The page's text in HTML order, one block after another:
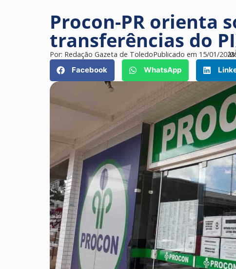
Procon-PR orienta
transferências do
Por: Redação Gazeta de ToledoPublicado em 15/01/2021
Facebook
WhatsApp